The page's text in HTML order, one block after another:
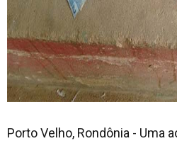
Porto Velho, Rondônia - Uma